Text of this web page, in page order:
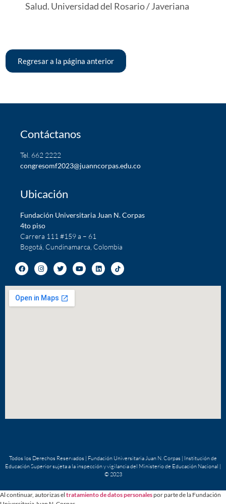
Salud. Universidad del Rosario / Javeriana
Regresar a la página anterior
Contáctanos
Tel. 662 2222
congresomf2023@juanncorpas.edu.co
Ubicación
Fundación Universitaria Juan N. Corpas
4to piso
Carrera 111 #159 a – 61
Bogotá, Cundinamarca, Colombia
Todos los Derechos Reservados | Fundación Universitaria Juan N. Corpas | Institución de
Educación Superior sujeta a la inspección y vigilancia del Ministerio de Educación Nacional |
© 2023
Al continuar, autorizas el tratamiento de datos personalespor parte de la Fundación